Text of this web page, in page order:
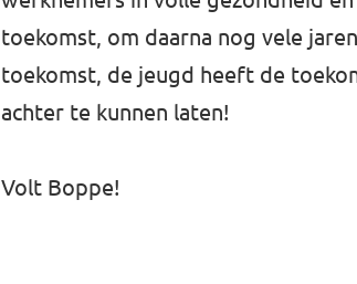
toekomst, om daarna nog vele
toekomst, de jeugd heeft de
achter te kunnen laten!
Volt Boppe!